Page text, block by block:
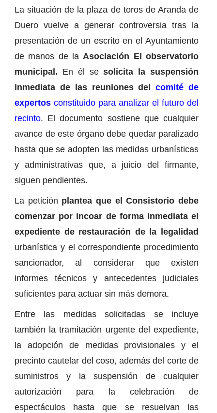
La situación de la plaza de toros de Aranda de
Duero vuelve a generar controversia tras la
presentación de un escrito en el Ayuntamiento
de manos de la Asociación El observatorio
municipal. En él sesolicita la suspensión
inmediata de las reuniones delcomité de
expertos constituido para analizar el futuro del
recinto. El documento sostiene que cualquier
avance de este órgano debe quedar paralizado
hasta que se adopten las medidas urbanísticas
y administrativas que, a juicio del firmante,
siguen pendientes.
La petición plantea que el Consistorio debe
comenzar por incoar de forma inmediata el
expediente de restauración de la legalidad
urbanística y el correspondiente procedimiento
sancionador, al considerar que existen
informes técnicos y antecedentes judiciales
suficientes para actuar sin más demora.
Entre las medidas solicitadas se incluye
también la tramitación urgente del expediente,
la adopción de medidas provisionales y el
precinto cautelar del coso, además del corte de
suministros y la suspensión de cualquier
autorización para la celebración de
espectáculos hasta que se resuelvan las